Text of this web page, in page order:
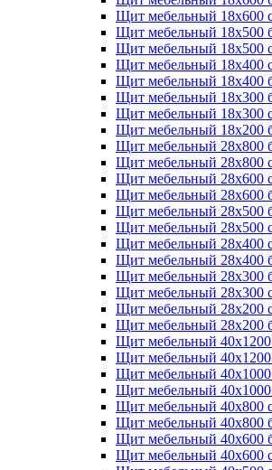
Щит мебельный 18х600
Щит мебельный 18х500
Щит мебельный 18х500
Щит мебельный 18х400
Щит мебельный 18х400
Щит мебельный 18х300
Щит мебельный 18х300
Щит мебельный 18х200
Щит мебельный 28х800
Щит мебельный 28х800
Щит мебельный 28х600
Щит мебельный 28х600
Щит мебельный 28х500
Щит мебельный 28х500
Щит мебельный 28х400
Щит мебельный 28х400
Щит мебельный 28х300
Щит мебельный 28х300
Щит мебельный 28х200
Щит мебельный 28х200
Щит мебельный 40х1200
Щит мебельный 40х1200
Щит мебельный 40х1000
Щит мебельный 40х1000
Щит мебельный 40х800
Щит мебельный 40х800
Щит мебельный 40х600
Щит мебельный 40х600